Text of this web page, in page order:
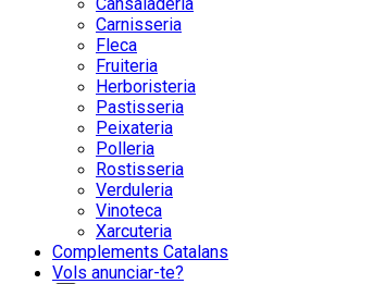
Carnisseria
Fleca
Fruiteria
Herboristeria
Pastisseria
Peixateria
Polleria
Rostisseria
Verduleria
Vinoteca
Xarcuteria
Complements Catalans
Vols anunciar-te?